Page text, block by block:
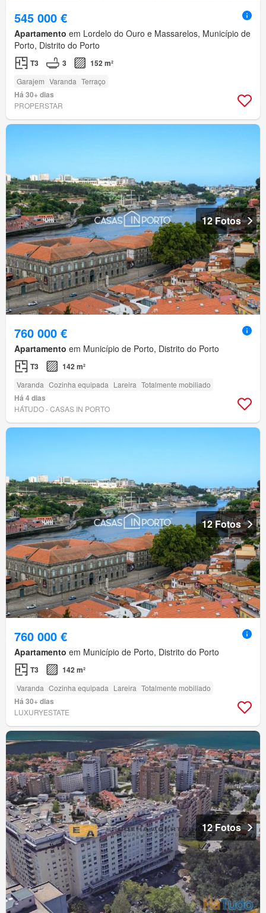
545 000 €
Apartamento em Lordelo do Ouro e Massarelos, Município de
Porto, Distrito do Porto
T3 3 152 m²
Garajem Varanda Terraço
Há 30+ dias
PROPERSTAR
12 Fotos
760 000 €
Apartamento em Município de Porto, Distrito do Porto
T3 142 m²
Varanda Cozinha equipada Lareira Totalmente mobiliado
Há 4 dias
HÁTUDO - CASAS IN PORTO
12 Fotos
760 000 €
Apartamento em Município de Porto, Distrito do Porto
T3 142 m²
Varanda Cozinha equipada Lareira Totalmente mobiliado
Há 30+ dias
LUXURYESTATE
12 Fotos